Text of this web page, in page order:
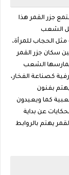
جزر القمر هذا
الشعب
مثل الحجاب للمرأة،
سكان جزر القمر
يمارسها الشعب
كصناعة الفخار،
بفنون
كما ويعيدون
عن بداية
يهتم بالروابط